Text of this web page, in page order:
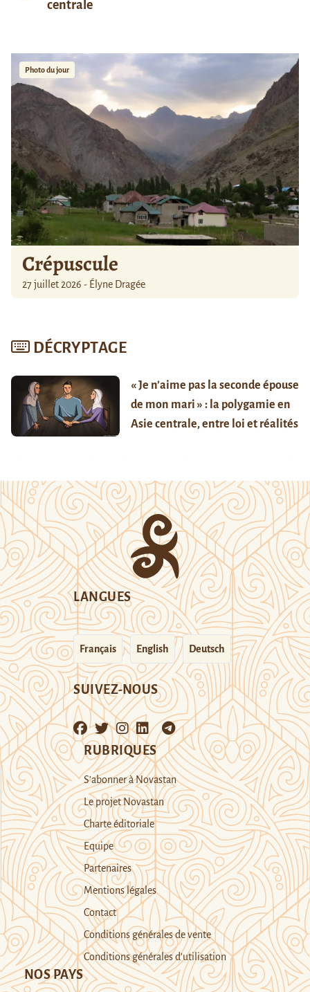
centrale
Photo du jour
Crépuscule
27 juillet 2026 - Élyne Dragée
DÉCRYPTAGE
« Je n’aime pas la seconde épouse
de mon mari » : la polygamie en
Asie centrale, entre loi et réalités
LANGUES
Français English Deutsch
SUIVEZ-NOUS
RUBRIQUES
S’abonner à Novastan
Le projet Novastan
Charte éditoriale
Equipe
Partenaires
Mentions légales
Contact
Conditions générales de vente
Conditions générales d’utilisation
NOS PAYS